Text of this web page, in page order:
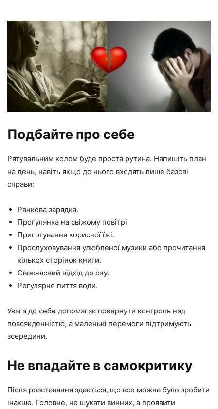
Подбайте про себе
Рятувальним колом буде проста рутина. Напишіть план
на день, навіть якщо до нього входять лише базові
справи:
Ранкова зарядка.
Прогулянка на свіжому повітрі
Приготування корисної їжі.
Прослуховування улюбленої музики або прочитання
кількох сторінок книги.
Своєчасний відхід до сну.
Регулярне пиття води.
Увага до себе допомагає повернути контроль над
повсякденністю, а маленькі перемоги підтримують
зсередини.
Не впадайте в самокритику
Після розставання здається, що все можна було зробити
інакше. Головне, не шукати винних, а проявити